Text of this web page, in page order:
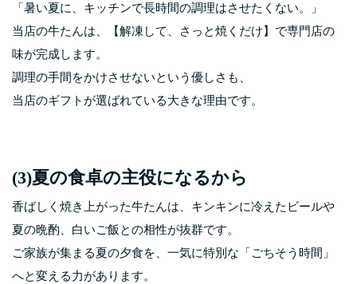
「暑い夏に、キッチンで長時間の調理はさせたくない。」
当店の牛たんは、【解凍して、さっと焼くだけ】で専門店の
味が完成します。
調理の手間をかけさせないという優しさも、
当店のギフトが選ばれている大きな理由です。
(3)夏の食卓の主役になるから
香ばしく焼き上がった牛たんは、キンキンに冷えたビールや
夏の晩酌、白いご飯との相性が抜群です。
ご家族が集まる夏の夕食を、一気に特別な「ごちそう時間」
へと変える力があります。